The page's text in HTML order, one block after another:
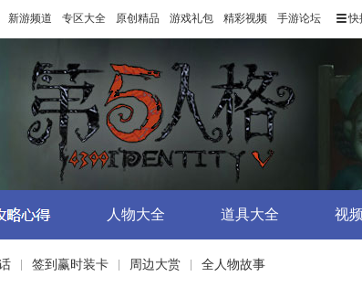
新游频道 专区大全 原创精品 游戏礼包 精彩视频 手游论坛 快
人物大全 道具大全 视
签到赢时装卡 周边大赏 全人物故事